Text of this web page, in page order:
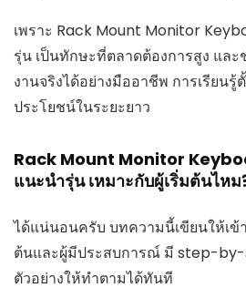
เพราะ Rack Mount Monitor
รุ่น เป็นทักษะที่ตลาดต้องการสูง แล
งานจริงได้อย่างมืออาชีพ การเรียนรู้
ประโยชน์ในระยะยาว
Rack Mount Monitor
แนะนำรุ่น เหมาะกับผู้เริ่มต้นไหม
ได้แน่นอนครับ บทความนี้เขียนให้เข้า
ต้นและผู้มีประสบการณ์ มี step-
ตัวอย่างให้ทำตามได้ทันที